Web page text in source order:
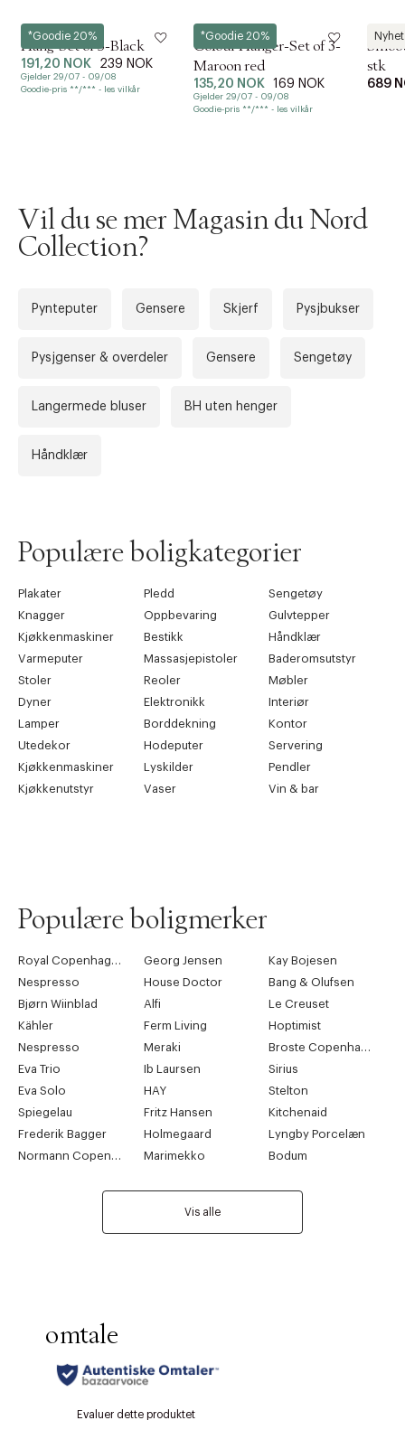
*Goodie 20%
Hay
Hang-Set of 5-Black
191,20 NOK 239 NOK
Gjelder 29/07 - 09/08
Goodie-pris **/*** - les vilkår
*Goodie 20%
Hay
Colour Hanger-Set of 3-
Maroon red
135,20 NOK 169 NOK
Gjelder 29/07 - 09/08
Goodie-pris **/*** - les vilkår
Nyhet
Hay
stk
689
Vil du se mer Magasin du Nord
Collection?
Pynteputer Gensere Skjerf Pysjbukser
Pysjgenser & overdeler Gensere Sengetøy
Langermede bluser BH uten henger
Håndklær
Populære boligkategorier
Plakater Pledd
Sengetøy
Knagger
Oppbevaring
Gulvtepper
Kjøkkenmaskiner
Bestikk
Håndklær
Varmeputer
Massasjepistoler
Baderomsutstyr
Stoler
Reoler
Møbler
Dyner
Elektronikk
Interiør
Lamper
Borddekning
Kontor
Utedekor
Hodeputer
Servering
Kjøkkenmaskiner
Lyskilder
Pendler
Kjøkkenutstyr
Vaser Vin & bar
Populære boligmerker
Royal Copenhagen Georg Jensen
Kay Bojesen
Nespresso
House Doctor
Bang & Olufsen
Bjørn Wiinblad
Alfi
Le Creuset
Kähler
Ferm Living
Hoptimist
Nespresso
Meraki
Broste Copenhagen
Eva Trio
Ib Laursen
Sirius
Eva Solo
HAY
Stelton
Spiegelau
Fritz Hansen
Kitchenaid
Frederik Bagger
Holmegaard
Lyngby Porcelæn
Normann Copenhagen
Marimekko Bodum
Vis alle